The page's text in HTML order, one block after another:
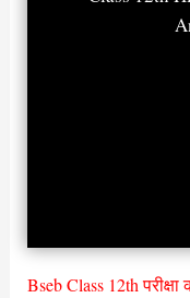
Bseb Class 12th